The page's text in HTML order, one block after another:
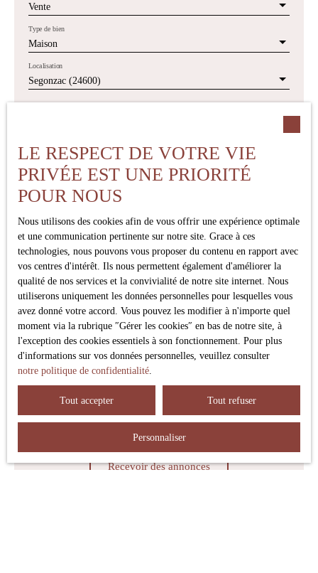
Vente
Maison
Type de bien
Segonzac (24600)
Localisation
Surface min (m²)
Pièces min
J'accepte le traitement de mes données personnelles
conformément au RGPD. Si vous ne souhaitez pas faire
l'objet de prospection commerciale par voie téléphonique,
vous pouvez vous inscrire gratuitement sur la liste
d'opposition au démarchage téléphonique, prévu par
l'article L223-1 du code de la consommation, sur le site
Internet www.bloctel.gouv.fr ou par courrier adressé à :
Société Worldline, Service Bloctel, CS 61311, 41013
BLOIS CEDEX.
Pour en savoir plus sur le traitement de vos données
personnelles, veuillez consulter notre
politique de
confidentialité.
Recevoir des annonces
LE RESPECT DE VOTRE VIE
PRIVÉE EST UNE PRIORITÉ
POUR NOUS
Nous utilisons des cookies afin de vous offrir une expérience optimale
et une communication pertinente sur notre site. Grace à ces
technologies, nous pouvons vous proposer du contenu en rapport avec
vos centres d'intérêt. Ils nous permettent également d'améliorer la
qualité de nos services et la convivialité de notre site internet. Nous
utiliserons uniquement les données personnelles pour lesquelles vous
avez donné votre accord. Vous pouvez les modifier à n'importe quel
moment via la rubrique ″Gérer les cookies″ en bas de notre site, à
l'exception des cookies essentiels à son fonctionnement. Pour plus
d'informations sur vos données personnelles, veuillez consulter
notre politique de confidentialité.
Tout accepter Tout refuser
Personnaliser